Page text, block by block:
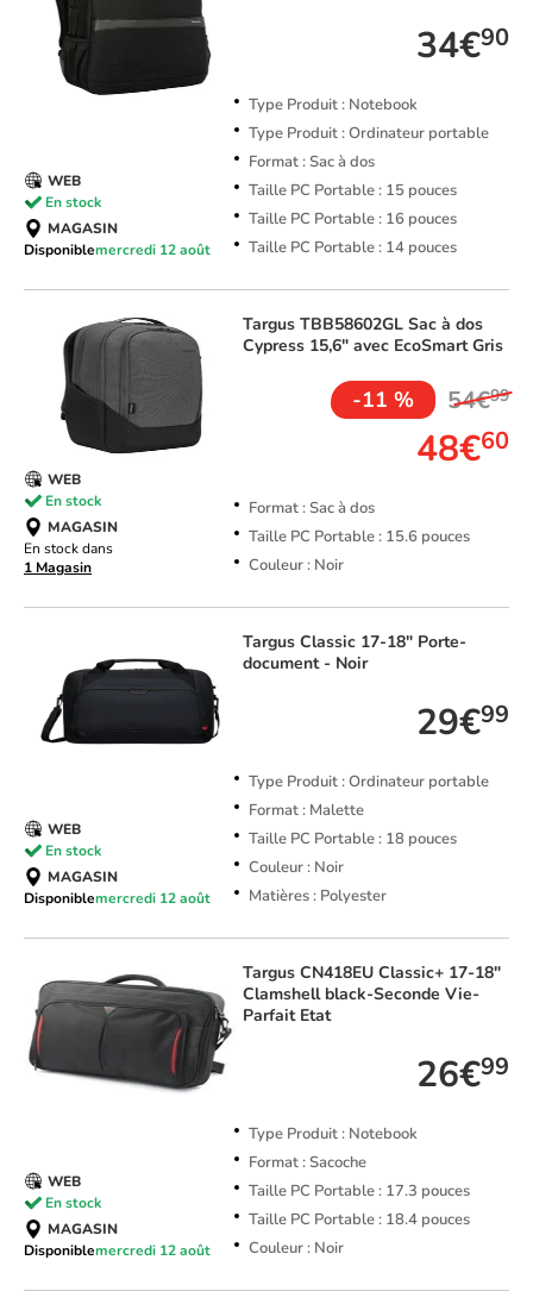
34€90
Type Produit : Notebook
Type Produit : Ordinateur portable
Format : Sac à dos
Taille PC Portable : 15 pouces
Taille PC Portable : 16 pouces
Taille PC Portable : 14 pouces
WEB
En stock
MAGASIN
Disponiblemercredi 12 août
Targus TBB58602GL Sac à dos
Cypress 15,6" avec EcoSmart Gris
-11 % 54€99
48€60
Format : Sac à dos
Taille PC Portable : 15.6 pouces
Couleur : Noir
WEB
En stock
MAGASIN
En stock dans
1 Magasin
Targus Classic 17-18" Porte-
document - Noir
29€99
Type Produit : Ordinateur portable
Format : Malette
Taille PC Portable : 18 pouces
Couleur : Noir
Matières : Polyester
WEB
En stock
MAGASIN
Disponiblemercredi 12 août
Targus CN418EU Classic+ 17-18"
Clamshell black-Seconde Vie-
Parfait Etat
26€99
Type Produit : Notebook
Format : Sacoche
Taille PC Portable : 17.3 pouces
Taille PC Portable : 18.4 pouces
Couleur : Noir
WEB
En stock
MAGASIN
Disponiblemercredi 12 août